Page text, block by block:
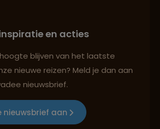
mét indivuele vrijheid
en acties
blijven van het laatste
nieuwe reizen? Meld je dan aan
nieuwsbrief.
nieuwsbrief aan